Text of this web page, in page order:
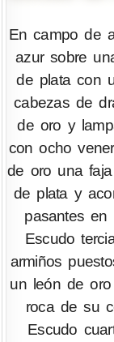
En campo de
azur sobre
de plata con
cabezas de
de oro y
con ocho
de oro una
de plata y
pasantes en
Escudo
armiños
un león de
roca de su
Escudo